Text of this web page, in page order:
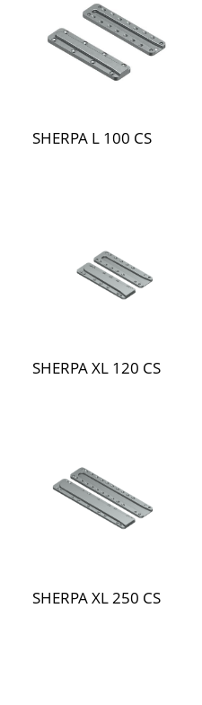
SHERPA L 100 CS
SHERPA XL 120 CS
SHERPA XL 250 CS